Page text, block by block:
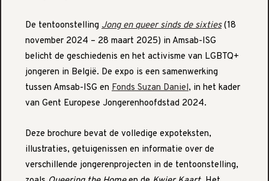
De tentoonstelling Jong en queer sinds de sixties(18
november 2024 – 28 maart 2025) in Amsab-ISG
belicht de geschiedenis en het activisme van LGBTQ+
jongeren in België. De expo is een samenwerking
tussen Amsab-ISG en Fonds Suzan Daniel, in het kader
van Gent Europese Jongerenhoofdstad 2024.
Deze brochure bevat de volledige expoteksten,
illustraties, getuigenissen en informatie over de
verschillende jongerenprojecten in de tentoonstelling,